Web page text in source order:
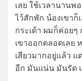
เลย ใช้เวลานาน
ไว้สักพัก น้องเขา
กระเด้า ผมก็ค่อยๆ
เขาออกตลอดเลย
เสียวมากอยู่แล้ว แ
อีก มันแน่น มันรัด